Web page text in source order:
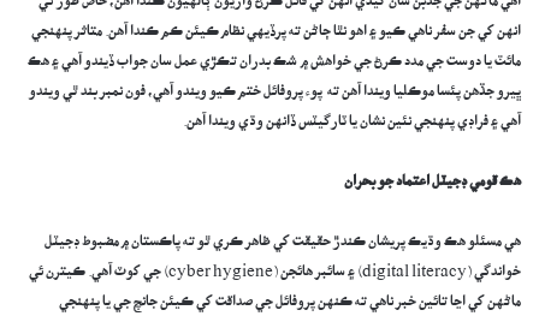
اهي ماڻهن جي جذبن سان کيڏي انهن کي قائل ڪرڻ واريون ڳالهيون ڪندا آهن، خاص طور تي
انهن کي جن سفر ناهي ڪيو ۽ اهو نٿا ڄاڻن ته پرڏيهي نظام ڪيئن ڪم ڪندا آهن. متاثر پنهنجي
مائٽ يا دوست جي مدد ڪرڻ جي خواهش ۾ شڪ بدران تڪڙي عمل سان جواب ڏيندو آهي ۽ هڪ
ڀيرو جڏهن پئسا موڪليا ويندا آهن ته پوء پروفائل ختم ڪيو ويندو آهي، فون نمبر بند ٿي ويندو
آهي ۽ فراڊي پنهنجي نئين نشان يا ٽارگيٽس ڏانهن وڌي ويندا آهن.
هڪ قومي ڊجيٽل اعتماد جو بحران
هي مسئلو هڪ وڌيڪ پريشان ڪندڙ حقيقت کي ظاهر ڪري ٿو ته پاڪستان ۾ مضبوط ڊجيٽل
خواندگي (digital literacy) ۽ سائبر هائجن (cyber hygiene) جي کوٽ آهي. ڪيترن ئي
ماڻهن کي اڃا تائين خبر ناهي ته ڪنهن پروفائل جي صداقت کي ڪيئن جانچ جي يا پنهنجي